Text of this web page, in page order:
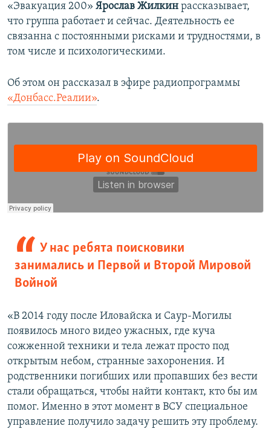
«Эвакуация 200» Ярослав Жилкин рассказывает,
что группа работает и сейчас. Деятельность ее
связанна с постоянными рисками и трудностями, в
том числе и психологическими.
Об этом он рассказал в эфире радиопрограммы
«Донбасс.Реалии».
У нас ребята поисковики
занимались и Первой и Второй Мировой
Войной
«В 2014 году после Иловайска и Саур-Могилы
появилось много видео ужасных, где куча
сожженной техники и тела лежат просто под
открытым небом, странные захоронения. И
родственники погибших или пропавших без вести
стали обращаться, чтобы найти контакт, кто бы им
помог. Именно в этот момент в ВСУ специальное
управление получило задачу решить эту проблему.